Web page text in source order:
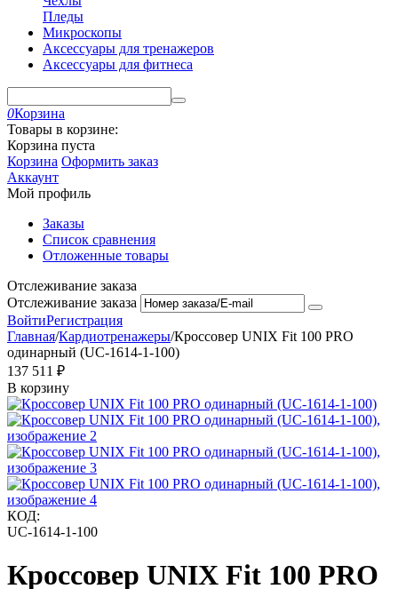
Пледы
Микроскопы
Аксессуары для тренажеров
Аксессуары для фитнеса
0Корзина
Товары в корзине:
Корзина пуста
Корзина Оформить заказ
Аккаунт
Мой профиль
Заказы
Список сравнения
Отложенные товары
Отслеживание заказа
Отслеживание заказа
ВойтиРегистрация
Главная/Кардиотренажеры/Кроссовер UNIX Fit 100 PRO
одинарный (UC-1614-1-100)
137 511 ₽
В корзину
КОД:
UC-1614-1-100
Кроссовер UNIX Fit 100 PRO